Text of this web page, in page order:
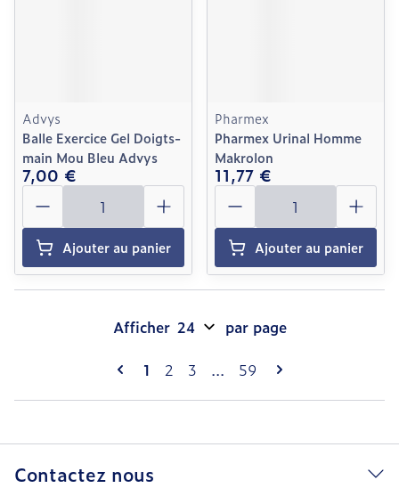
Advys
Balle Exercice Gel Doigts-
main Mou Bleu Advys
7,00 €
Quantité
Ajouter au panier
Pharmex
Pharmex Urinal Homme
Makrolon
11,77 €
Quantité
Ajouter au panier
Vous lisez actuellement la page
1 Page
2 Page
3 ... Page
59
Afficher par page
Contactez nous